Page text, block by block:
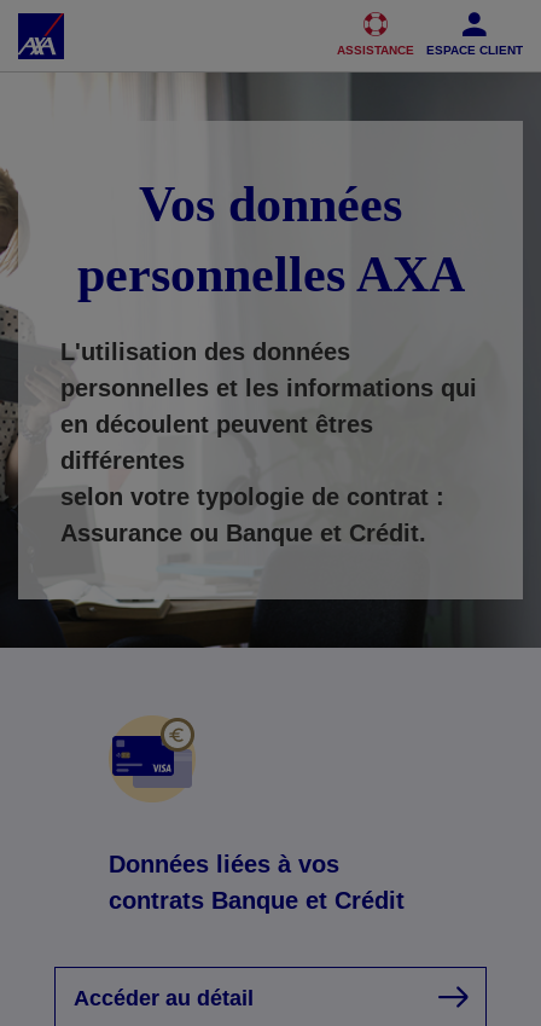
Accéder au Contenu Accéder au Pied de page
ASSISTANCE ESPACE CLIENT
Vos données
personnelles AXA
L'utilisation des données
personnelles et les informations qui
en découlent peuvent êtres
différentes
selon votre typologie de contrat :
Assurance ou Banque et Crédit.
Données liées à vos
contrats Banque et Crédit
Accéder au détail